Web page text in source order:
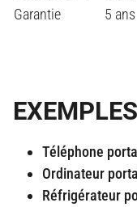
Garantie
5 ans
Téléphone
Ordinateur
Réfrigérateur